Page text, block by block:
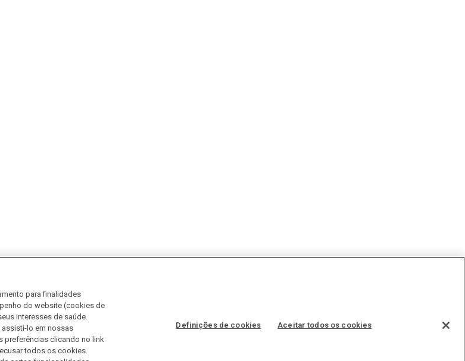
para finalidades
do website (cookies de
interesses de saúde.
assisti-lo em nossas
preferências clicando no link
todos os cookies
Definições de cookies Aceitar todos os cookies